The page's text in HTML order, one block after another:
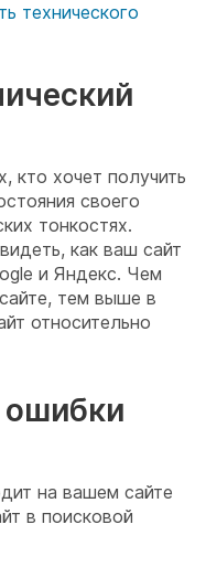
технического
кто хочет получить
своего
тонкостях.
как ваш сайт
и Яндекс. Чем
тем выше в
относительно
ошибки
на вашем сайте
в поисковой